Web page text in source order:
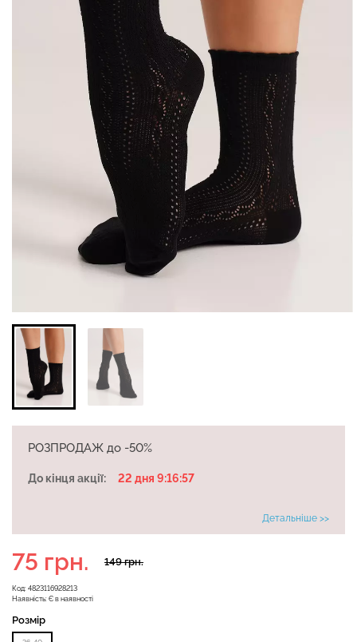
РОЗПРОДАЖ до -50%
До кінця акції: 22 дня 9:16:57
Детальніше >>
Код: 4823116928213
Наявність: Є в наявності
149 грн.
75 грн.
Розмір
Безшовні легінси з
мікрофібри LEGGINGS 02
(чорний) Giulia
789 грн.
Безшовні бразиліана з
легкою корекцією
BRASILIAN SHAPEWEAR
black (чорний) Giulia
258 грн.369 грн.
Безшовні легінси
482 грн.689 грн.
Велосипедки з високою
384 грн.549 грн.